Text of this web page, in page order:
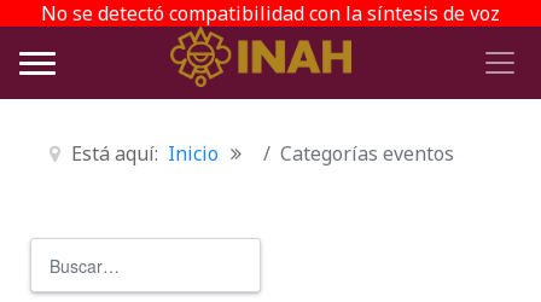
No se detectó compatibilidad con la síntesis de voz
Está aquí: Inicio Categorías eventos